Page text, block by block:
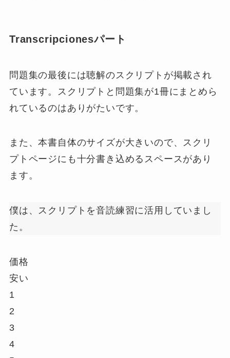
Transcripcionesパート
問題集の最後には聴解のスクリプトが掲載され
ています。スクリプトと問題集が1冊にまとめら
れているのはありがたいです。
また、本書自体のサイズが大きいので、 スクリ
プトページにも十分書き込める スペースがあり
ます。
僕は、スクリプトを音読練習に活用していまし
た。
価格
安い
1
2
3
4